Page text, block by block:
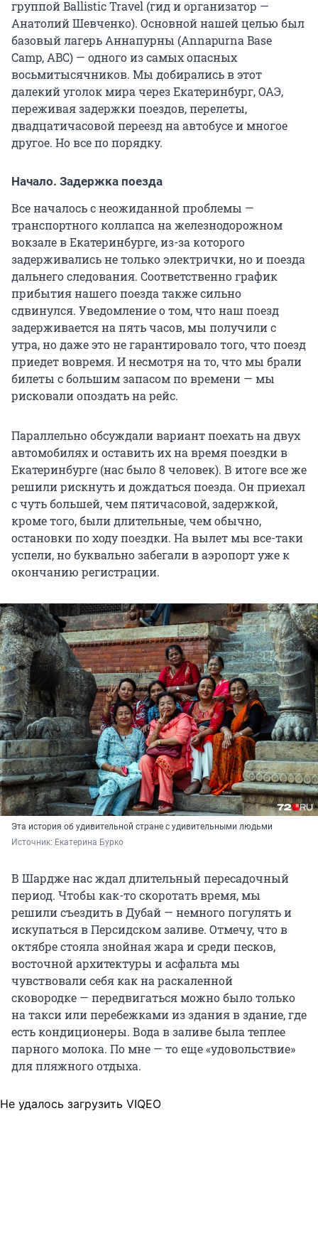
группой Ballistic Travel (гид и организатор —
Анатолий Шевченко). Основной нашей целью был
базовый лагерь Аннапурны (Annapurna Base
Camp, ABC) — одного из самых опасных
восьмитысячников. Мы добирались в этот
далекий уголок мира через Екатеринбург, ОАЭ,
переживая задержки поездов, перелеты,
двадцатичасовой переезд на автобусе и многое
другое. Но все по порядку.
Начало. Задержка поезда
Все началось с неожиданной проблемы —
транспортного коллапса на железнодорожном
вокзале в Екатеринбурге, из-за которого
задерживались не только электрички, но и поезда
дальнего следования. Соответственно график
прибытия нашего поезда также сильно
сдвинулся. Уведомление о том, что наш поезд
задерживается на пять часов, мы получили с
утра, но даже это не гарантировало того, что поезд
приедет вовремя. И несмотря на то, что мы брали
билеты с большим запасом по времени — мы
рисковали опоздать на рейс.
Параллельно обсуждали вариант поехать на двух
автомобилях и оставить их на время поездки в
Екатеринбурге (нас было 8 человек). В итоге все же
решили рискнуть и дождаться поезда. Он приехал
с чуть большей, чем пятичасовой, задержкой,
кроме того, были длительные, чем обычно,
остановки по ходу поездки. На вылет мы все-таки
успели, но буквально забегали в аэропорт уже к
окончанию регистрации.
Эта история об удивительной стране с удивительными людьми
Источник: Екатерина Бурко
В Шардже нас ждал длительный пересадочный
период. Чтобы как-то скоротать время, мы
решили съездить в Дубай — немного погулять и
искупаться в Персидском заливе. Отмечу, что в
октябре стояла знойная жара и среди песков,
восточной архитектуры и асфальта мы
чувствовали себя как на раскаленной
сковородке — передвигаться можно было только
на такси или перебежками из здания в здание, где
есть кондиционеры. Вода в заливе была теплее
парного молока. По мне — то еще «удовольствие»
для пляжного отдыха.
Не удалось загрузить VIQEO